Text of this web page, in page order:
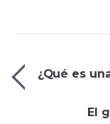
¿Qué es
El